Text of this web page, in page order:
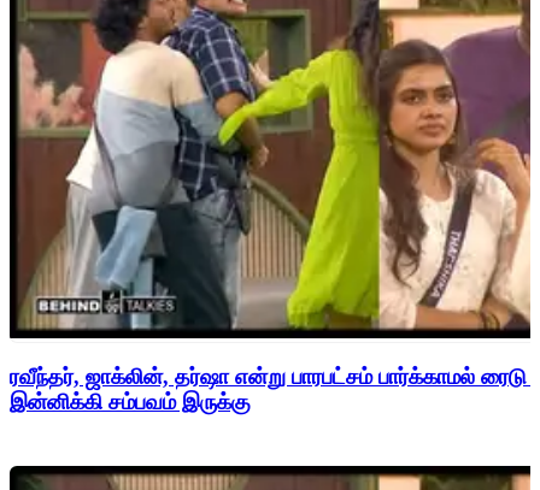
ரவீந்தர், ஜாக்லின், தர்ஷா என்று பாரபட்சம் பார்க்காமல் ரைடு
இன்னிக்கி சம்பவம் இருக்கு